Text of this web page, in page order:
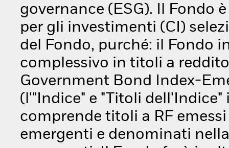
governance (ESG). Il Fondo
per gli investimenti (CI)
del Fondo, purché: il Fondo
complessivo in titoli a
Government Bond Index-
(l'"Indice" e "Titoli
comprende titoli a RF
emergenti e denominati